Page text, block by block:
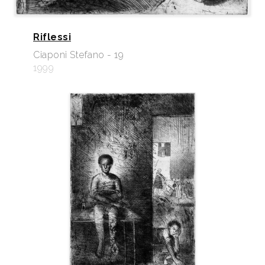
Riflessi
Ciaponi Stefano - 19
1999